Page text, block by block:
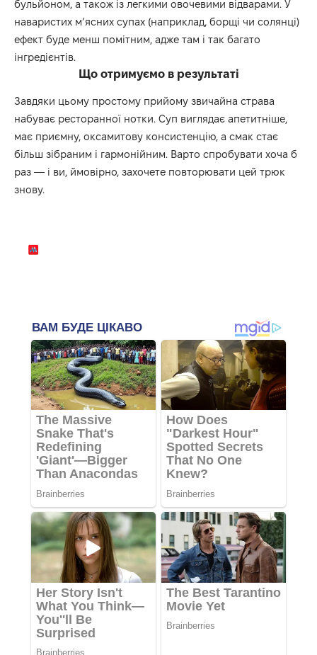
бульйоном, а також із легкими овочевими відварами. У
наваристих м’ясних супах (наприклад, борщі чи солянці)
ефект буде менш помітним, адже там і так багато
інгредієнтів.
Що отримуємо в результаті
Завдяки цьому простому прийому звичайна страва
набуває ресторанної нотки. Суп виглядає апетитніше,
має приємну, оксамитову консистенцію, а смак стає
більш зібраним і гармонійним. Варто спробувати хоча б
раз — і ви, ймовірно, захочете повторювати цей трюк
знову.